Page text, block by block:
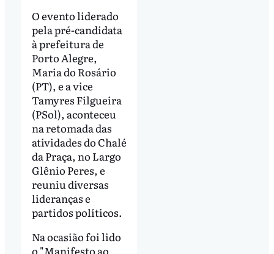
O evento liderado
pela pré-candidata
à prefeitura de
Porto Alegre,
Maria do Rosário
(PT), e a vice
Tamyres Filgueira
(PSol), aconteceu
na retomada das
atividades do Chalé
da Praça, no Largo
Glênio Peres, e
reuniu diversas
lideranças e
partidos políticos.
Na ocasião foi lido
o "Manifesto ao